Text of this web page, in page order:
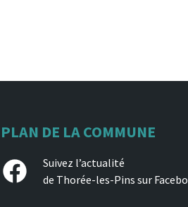
PLAN DE LA COMMUNE
Facebook
Suivez l’actualité
de Thorée-les-Pins sur